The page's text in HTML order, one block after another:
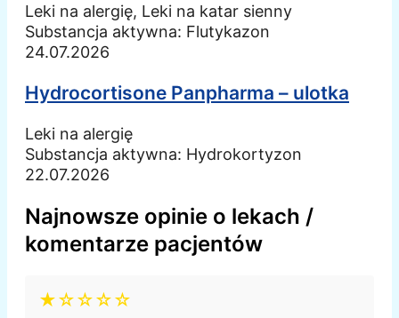
Leki na alergię, Leki na katar sienny
Substancja aktywna: Flutykazon
24.07.2026
Hydrocortisone Panpharma – ulotka
Leki na alergię
Substancja aktywna: Hydrokortyzon
22.07.2026
Najnowsze opinie o lekach /
komentarze pacjentów
★☆☆☆☆